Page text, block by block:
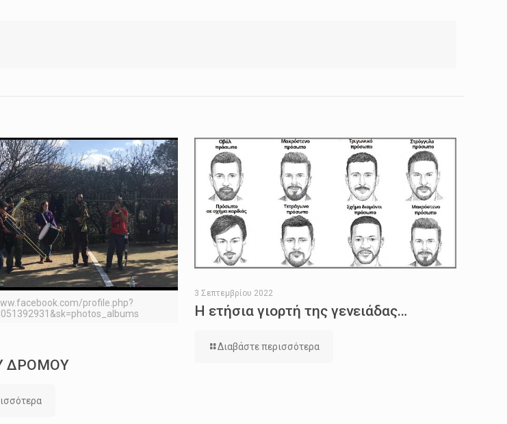
profile.php?
ΔΡΟΜΟΥ
3 Σεπτεμβρίου 2022
Η ετήσια γιορτή της γενειάδας…
Διαβάστε περισσότερα